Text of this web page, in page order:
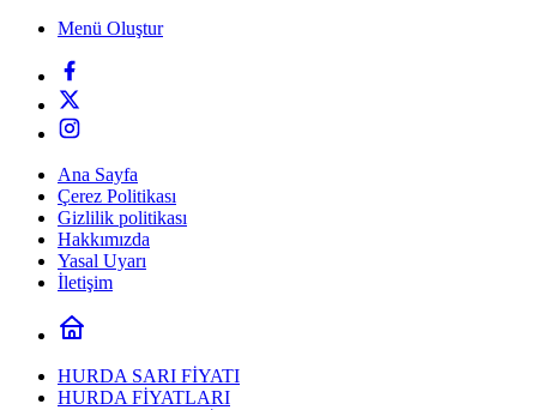
Menü Oluştur
Ana Sayfa
Çerez Politikası
Gizlilik politikası
Hakkımızda
Yasal Uyarı
İletişim
HURDA SARI FİYATI
HURDA FİYATLARI